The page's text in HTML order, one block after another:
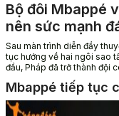
Bộ đôi Mbappé
nên sức mạnh
Sau màn trình diễn đầy
tục hướng về hai ngôi sao
đầu, Pháp đã trở thành đội
Mbappé tiếp tục